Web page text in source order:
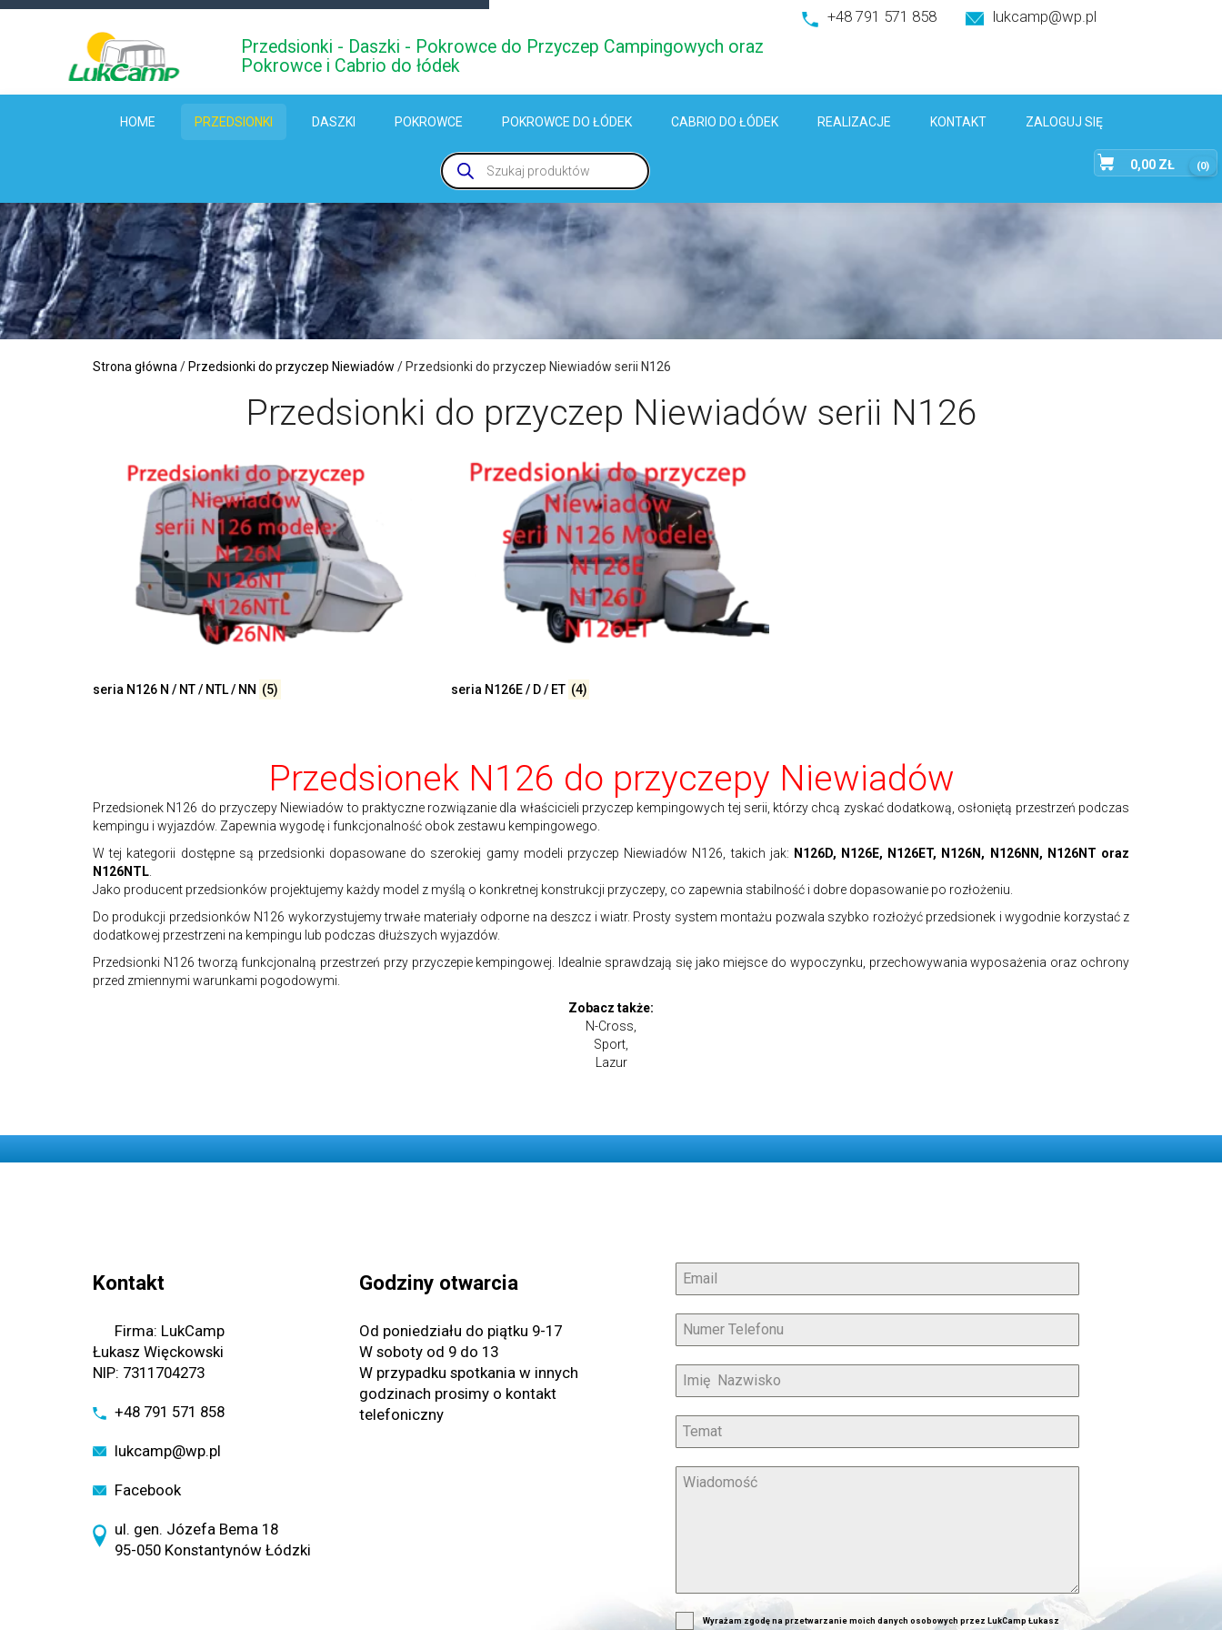
Przedsionki - Daszki - Pokrowce do Przyczep Campingowych oraz
Pokrowce i Cabrio do łódek
+48 791 571 858 lukcamp@wp.pl
HOME PRZEDSIONKI DASZKI POKROWCE POKROWCE DO ŁÓDEK CABRIO DO ŁÓDEK REALIZACJE KONTAKT ZALOGUJ SIĘ
Wyszukiwarka
produktów
0,00 ZŁ (0)
Strona główna/ Przedsionki do przyczep Niewiadów / Przedsionki do przyczep Niewiadów serii N126
Przedsionki do przyczep Niewiadów serii N126
seria N126 N / NT / NTL / NN (5) seria N126E / D / ET (4)
Przedsionek N126 do przyczepy Niewiadów
Przedsionek N126 do przyczepy Niewiadów to praktyczne rozwiązanie dla właścicieli przyczep kempingowych tej serii, którzy chcą zyskać dodatkową, osłoniętą przestrzeń podczas
kempingu i wyjazdów. Zapewnia wygodę i funkcjonalność obok zestawu kempingowego.
W tej kategorii dostępne są przedsionki dopasowane do szerokiej gamy modeli przyczep Niewiadów N126, takich jak: N126D, N126E, N126ET, N126N, N126NN, N126NT oraz
N126NTL
Jako producent przedsionków projektujemy każdy model z myślą o konkretnej konstrukcji przyczepy, co zapewnia stabilność i dobre dopasowanie po rozłożeniu.
Do produkcji przedsionków N126 wykorzystujemy trwałe materiały odporne na deszcz i wiatr. Prosty system montażu pozwala szybko rozłożyć przedsionek i wygodnie korzystać z
dodatkowej przestrzeni na kempingu lub podczas dłuższych wyjazdów.
Przedsionki N126 tworzą funkcjonalną przestrzeń przy przyczepie kempingowej. Idealnie sprawdzają się jako miejsce do wypoczynku, przechowywania wyposażenia oraz ochrony
przed zmiennymi warunkami pogodowymi.
Zobacz także:
N-Cross
Sport
Lazur
Kontakt
Firma: LukCamp
Łukasz Więckowski
NIP: 7311704273
+48 791 571 858
lukcamp@wp.pl
Facebook
ul. gen. Józefa Bema 18
95-050 Konstantynów Łódzki
Godziny otwarcia
Od poniedziału do piątku 9-17
W soboty od 9 do 13
W przypadku spotkania w innych
godzinach prosimy o kontakt
telefoniczny
Wyrażam zgodę na przetwarzanie moich danych osobowych przez LukCamp Łukasz